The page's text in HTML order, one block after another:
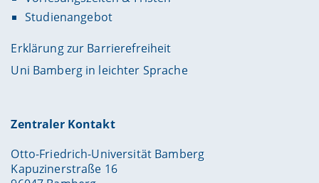
Studienangebot
Erklärung zur Barrierefreiheit
Uni Bamberg in leichter Sprache
Zentraler Kontakt
Otto-Friedrich-Universität Bamberg
Kapuzinerstraße 16